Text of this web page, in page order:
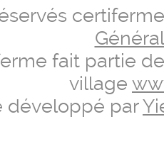
fait partie
village
développé par